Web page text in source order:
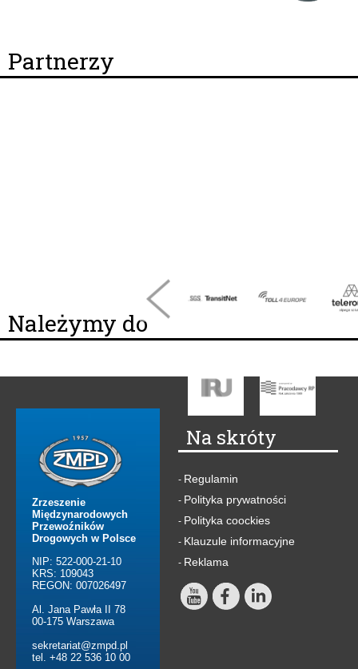
Partnerzy
Należymy do
Zrzeszenie
Międzynarodowych
Przewoźników
Drogowych w Polsce
NIP: 522-000-21-10
KRS: 109043
REGON: 007026497
Al. Jana Pawła II 78
00-175 Warszawa
sekretariat@zmpd.pl
tel. +48 22 536 10 00
Na skróty
- Regulamin
- Polityka prywatności
- Polityka coockies
- Klauzule informacyjne
- Reklama